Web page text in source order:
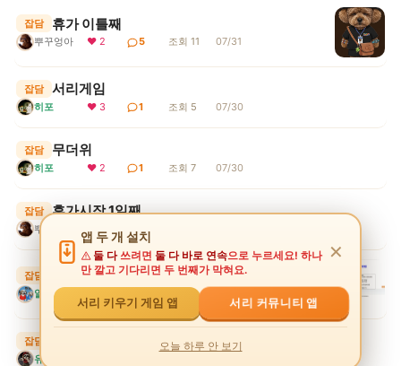
잡담 휴가 이틀째
뿌꾸엉아 ❤ 2 5 조회 11 07/31
잡담 서리게임
히포 ❤ 3 1 조회 5 07/30
잡담 무더위
히포 ❤ 2 1 조회 7 07/30
잡담 휴가시작 1일째..
뿌꾸엉아
잡담 서리키우기게임 상점 강화석 구매 수정
알겠쒀? 조회 12
잡담
유후눈나
앱 두 개 설치
둘 다쓰려면 둘 다 바로 연속으로 누르세요! 하나
만 깔고 기다리면 두 번째가 막혀요.
✕
서리 키우기 게임 앱 서리 커뮤니티 앱
오늘 하루 안 보기